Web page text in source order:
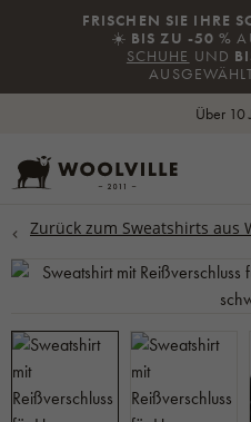
FRISCHEN SIE IHRE
☀️ BIS ZU -50 %
SCHUHE UND
Über 10